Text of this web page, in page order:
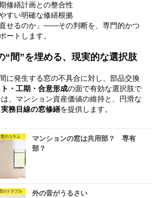
修繕計画との整合性
すい明確な修繕根拠
直せるのか」――その判断を、専門的かつ
ートします。
“間”を埋める、現実的な選択肢
に発生する窓の不具合に対し、部品交換
ト・工期・合意形成の面で有効な選択肢で
、マンション資産価値の維持と、円滑な
実務目線の窓修繕を提供します。
窓のコラム
マンションの窓は共用部？ 専有
部？
のトラブル 外の音がうるさい